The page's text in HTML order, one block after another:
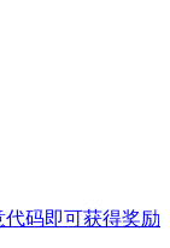
码即可获得奖励